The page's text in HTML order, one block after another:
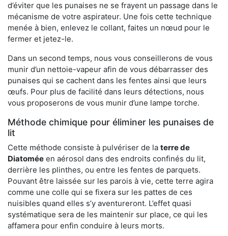
d’éviter que les punaises ne se frayent un passage dans le
mécanisme de votre aspirateur. Une fois cette technique
menée à bien, enlevez le collant, faites un nœud pour le
fermer et jetez-le.
Dans un second temps, nous vous conseillerons de vous
munir d’un nettoie-vapeur afin de vous débarrasser des
punaises qui se cachent dans les fentes ainsi que leurs
œufs. Pour plus de facilité dans leurs détections, nous
vous proposerons de vous munir d’une lampe torche.
Méthode chimique pour éliminer les punaises de
lit
Cette méthode consiste à pulvériser de la terre de
Diatomée en aérosol dans des endroits confinés du lit,
derrière les plinthes, ou entre les fentes de parquets.
Pouvant être laissée sur les parois à vie, cette terre agira
comme une colle qui se fixera sur les pattes de ces
nuisibles quand elles s’y aventureront. L’effet quasi
systématique sera de les maintenir sur place, ce qui les
affamera pour enfin conduire à leurs morts.